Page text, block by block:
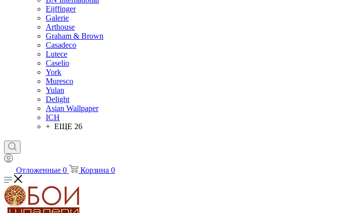
Eijffinger
Galerie
Arthouse
Graham & Brown
Casadeco
Lutece
Caselio
York
Muresco
Yulan
Delight
Asian Wallpaper
ICH
+ ЕЩЕ 26
Отложенные 0 Корзина 0